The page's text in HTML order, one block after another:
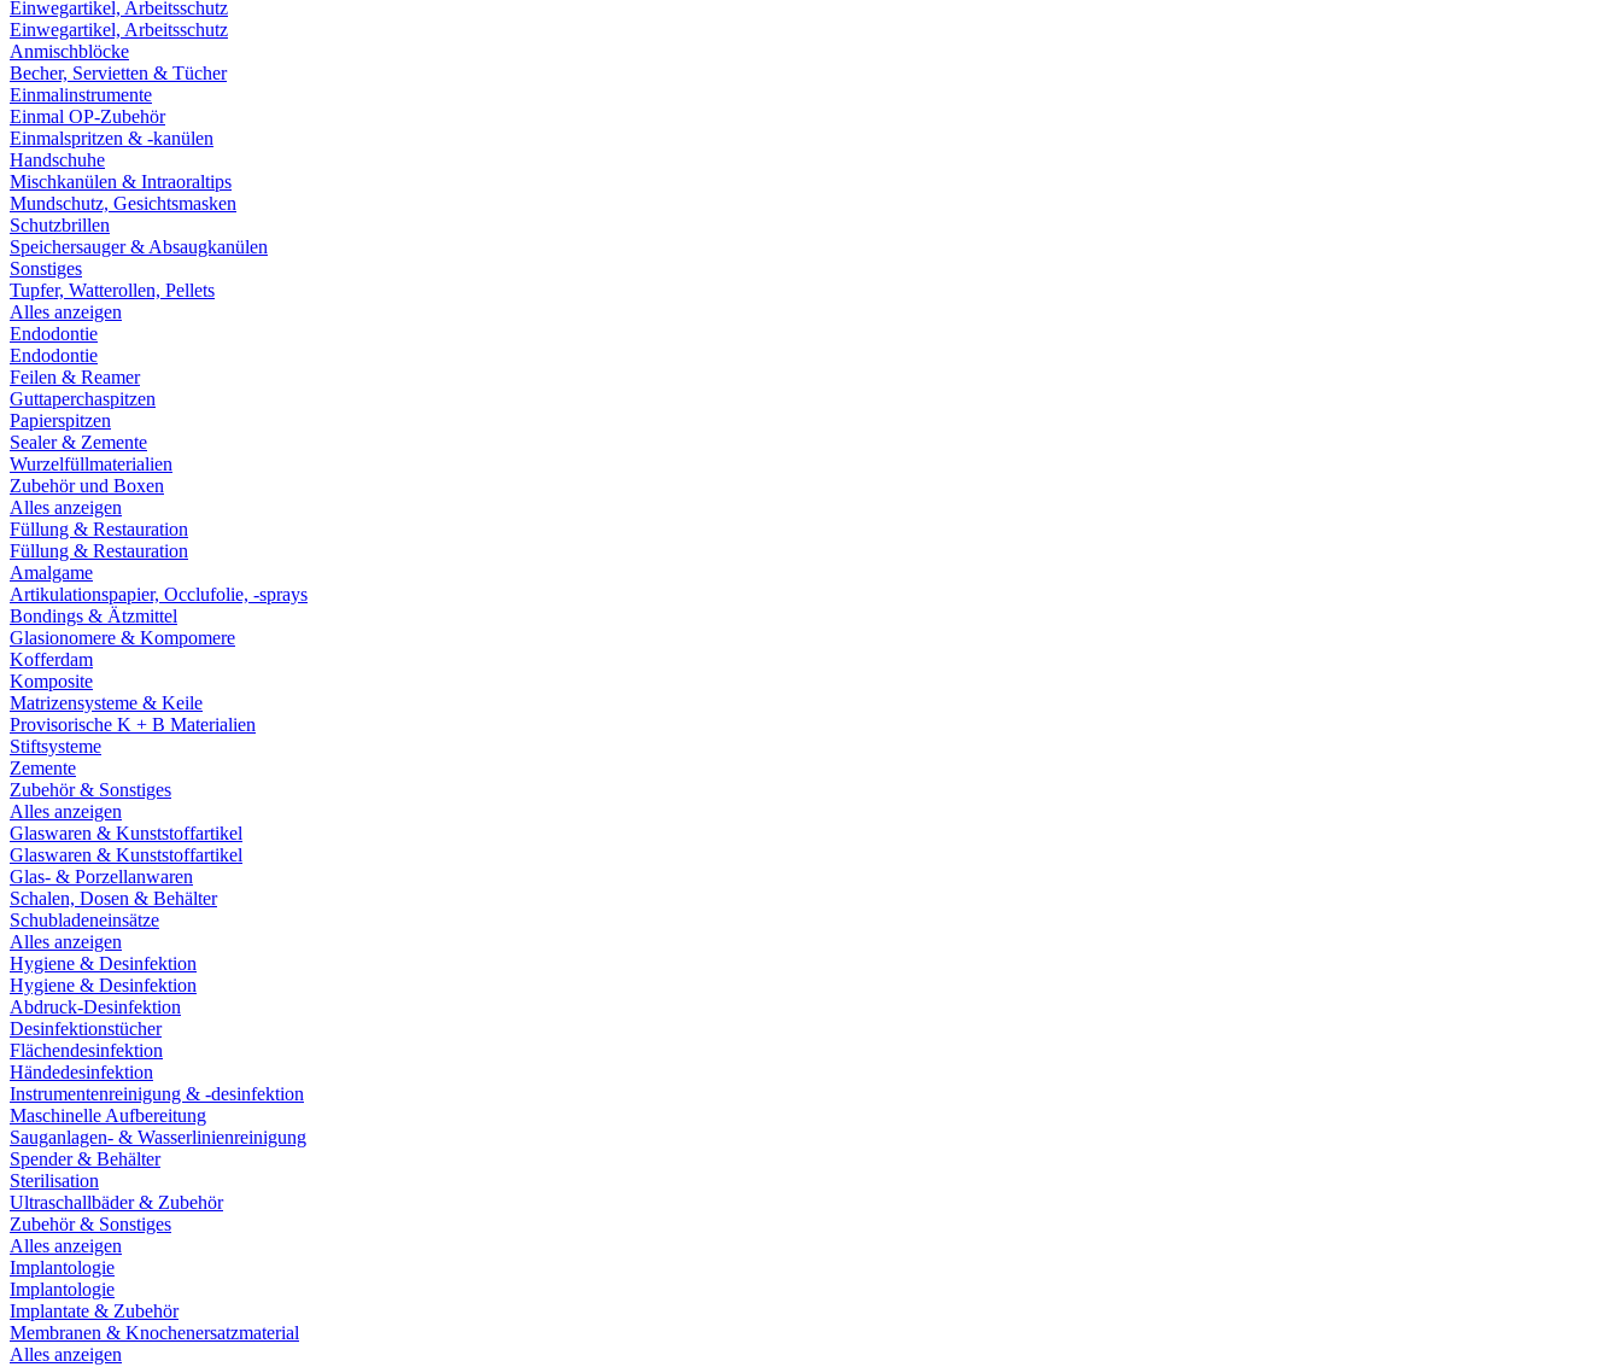
Einwegartikel, Arbeitsschutz
Einwegartikel, Arbeitsschutz
Anmischblöcke
Becher, Servietten & Tücher
Einmalinstrumente
Einmal OP-Zubehör
Einmalspritzen & -kanülen
Handschuhe
Mischkanülen & Intraoraltips
Mundschutz, Gesichtsmasken
Schutzbrillen
Speichersauger & Absaugkanülen
Sonstiges
Tupfer, Watterollen, Pellets
Alles anzeigen
Endodontie
Endodontie
Feilen & Reamer
Guttaperchaspitzen
Papierspitzen
Sealer & Zemente
Wurzelfüllmaterialien
Zubehör und Boxen
Alles anzeigen
Füllung & Restauration
Füllung & Restauration
Amalgame
Artikulationspapier, Occlufolie, -sprays
Bondings & Ätzmittel
Glasionomere & Kompomere
Kofferdam
Komposite
Matrizensysteme & Keile
Provisorische K + B Materialien
Stiftsysteme
Zemente
Zubehör & Sonstiges
Alles anzeigen
Glaswaren & Kunststoffartikel
Glaswaren & Kunststoffartikel
Glas- & Porzellanwaren
Schalen, Dosen & Behälter
Schubladeneinsätze
Alles anzeigen
Hygiene & Desinfektion
Hygiene & Desinfektion
Abdruck-Desinfektion
Desinfektionstücher
Flächendesinfektion
Händedesinfektion
Instrumentenreinigung & -desinfektion
Maschinelle Aufbereitung
Sauganlagen- & Wasserlinienreinigung
Spender & Behälter
Sterilisation
Ultraschallbäder & Zubehör
Zubehör & Sonstiges
Alles anzeigen
Implantologie
Implantologie
Implantate & Zubehör
Membranen & Knochenersatzmaterial
Alles anzeigen